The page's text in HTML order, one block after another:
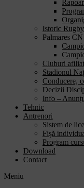
Istoric
Palmares CN
Cluburi
Stadionul
Conducere,
Decizii
Info –
Tehnic
Antrenori
Sistem de
Fișă
Program
Download
Contact
Meniu